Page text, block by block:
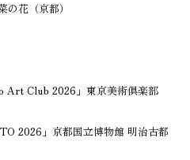
花（京都）
Club 2026」東京美術倶楽部
2026」京都国立博物館 明治古都